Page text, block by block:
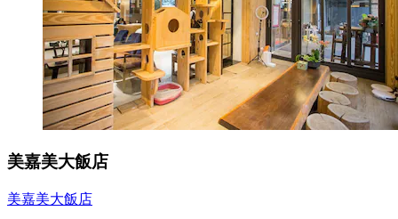
美嘉美大飯店
美嘉美大飯店